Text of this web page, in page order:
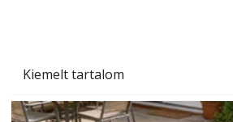
Kiemelt tartalom